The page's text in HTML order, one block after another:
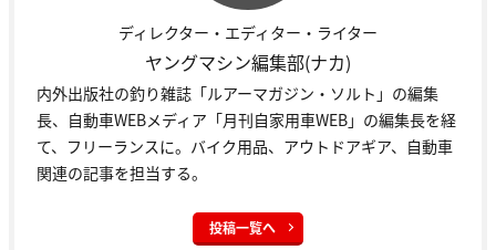
ディレクター・エディター・ライター
ヤングマシン編集部(ナカ)
内外出版社の釣り雑誌「ルアーマガジン・ソルト」の編集
長、自動車WEBメディア「月刊自家用車WEB」の編集長を経
て、フリーランスに。バイク用品、アウトドアギア、自動車
関連の記事を担当する。
投稿一覧へ